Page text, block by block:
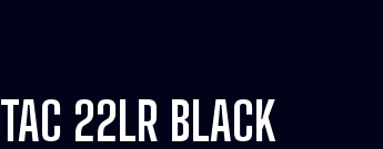
22LR BLACK